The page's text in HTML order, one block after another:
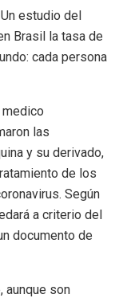
estudio del
Brasil la tasa de
cada persona
las
y su derivado,
de los
Según
a criterio del
documento de
aunque son